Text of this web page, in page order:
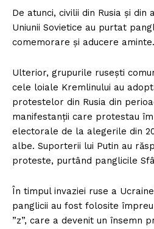
De atunci, civilii din Rusia și
Uniunii Sovietice au purtat
comemorare și aducere aminte.
Ulterior, grupurile rusești
cele loiale Kremlinului au
protestelor din Rusia din
manifestanții care protestau
electorale de la alegerile din
albe. Suporterii lui Putin au
proteste, purtând panglicile
În timpul invaziei ruse a
panglicii au fost folosite
”z”, care a devenit un însemn